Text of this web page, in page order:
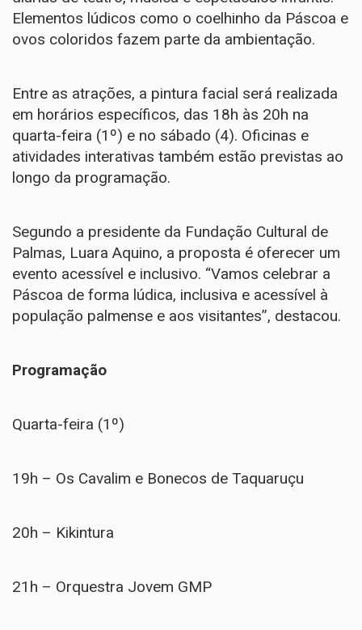
Elementos lúdicos como o coelhinho da Páscoa e
ovos coloridos fazem parte da ambientação.
Entre as atrações, a pintura facial será realizada
em horários específicos, das 18h às 20h na
quarta-feira (1º) e no sábado (4). Oficinas e
atividades interativas também estão previstas ao
longo da programação.
Segundo a presidente da Fundação Cultural de
Palmas, Luara Aquino, a proposta é oferecer um
evento acessível e inclusivo. “Vamos celebrar a
Páscoa de forma lúdica, inclusiva e acessível à
população palmense e aos visitantes”, destacou.
Programação
Quarta-feira (1º)
19h – Os Cavalim e Bonecos de Taquaruçu
20h – Kikintura
21h – Orquestra Jovem GMP